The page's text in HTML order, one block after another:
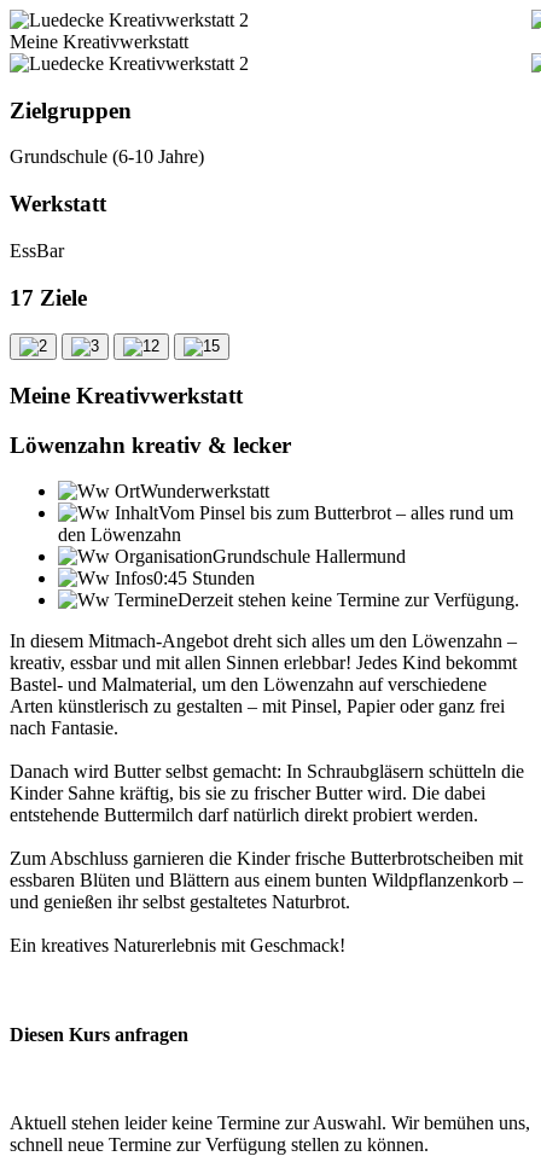
Meine Kreativ­werkstatt
Ziel­gruppen
Grundschule (6-10 Jahre)
Werk­statt
EssBar
17 Ziele
Meine Kreativ­werkstatt
Löwenzahn kreativ & lecker
Wunderwerkstatt
Vom Pinsel bis zum Butterbrot – alles rund um
den Löwenzahn
Grundschule Hallermund
0:45 Stunden
Derzeit stehen keine Termine zur Verfügung.
In diesem Mitmach-Angebot dreht sich alles um den Löwenzahn –
kreativ, essbar und mit allen Sinnen erlebbar! Jedes Kind bekommt
Bastel- und Malmaterial, um den Löwenzahn auf verschiedene
Arten künstlerisch zu gestalten – mit Pinsel, Papier oder ganz frei
nach Fantasie.
Danach wird Butter selbst gemacht: In Schraubgläsern schütteln die
Kinder Sahne kräftig, bis sie zu frischer Butter wird. Die dabei
entstehende Buttermilch darf natürlich direkt probiert werden.
Zum Abschluss garnieren die Kinder frische Butterbrotscheiben mit
essbaren Blüten und Blättern aus einem bunten Wildpflanzenkorb –
und genießen ihr selbst gestaltetes Naturbrot.
Ein kreatives Naturerlebnis mit Geschmack!
Diesen Kurs anfragen
Aktuell stehen leider keine Termine zur Auswahl. Wir bemühen uns,
schnell neue Termine zur Verfügung stellen zu können.